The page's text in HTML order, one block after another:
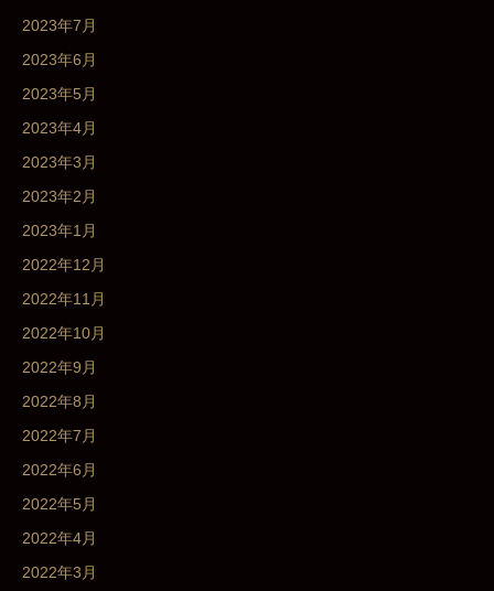
2023年7月
2023年6月
2023年5月
2023年4月
2023年3月
2023年2月
2023年1月
2022年12月
2022年11月
2022年10月
2022年9月
2022年8月
2022年7月
2022年6月
2022年5月
2022年4月
2022年3月